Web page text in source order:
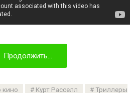
Продолжить...
кино Курт Расселл
Триллеры